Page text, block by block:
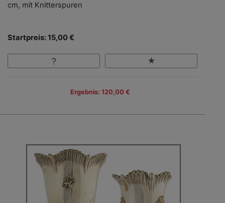
cm, mit Knitterspuren
Startpreis: 15,00 €
Ergebnis: 120,00 €